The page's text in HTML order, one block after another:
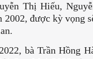
Thị Hiếu,
được kỳ vọng
bà Trần Hồng